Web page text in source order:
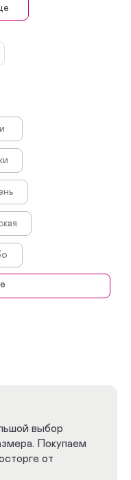
шпоре
выбор
Покупаем
от